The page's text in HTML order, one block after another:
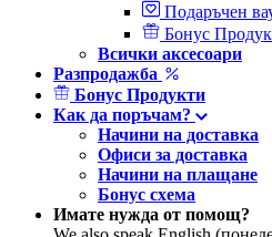
Подаръчен
Бонус
Всички аксесоари
Разпродажба
Бонус Продукти
Как да поръчам?
Начини на доставка
Офиси за доставка
Начини на плащане
Бонус схема
Имате нужда от помощ?